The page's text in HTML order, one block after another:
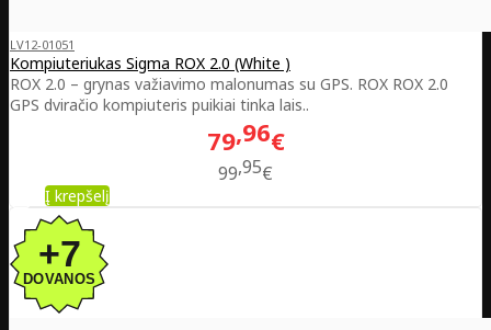
LV12-01051
Kompiuteriukas Sigma ROX 2.0 (White )
ROX 2.0 – grynas važiavimo malonumas su GPS. ROX ROX 2.0
GPS dviračio kompiuteris puikiai tinka lais..
79 96€
99 95€
Į krepšelį